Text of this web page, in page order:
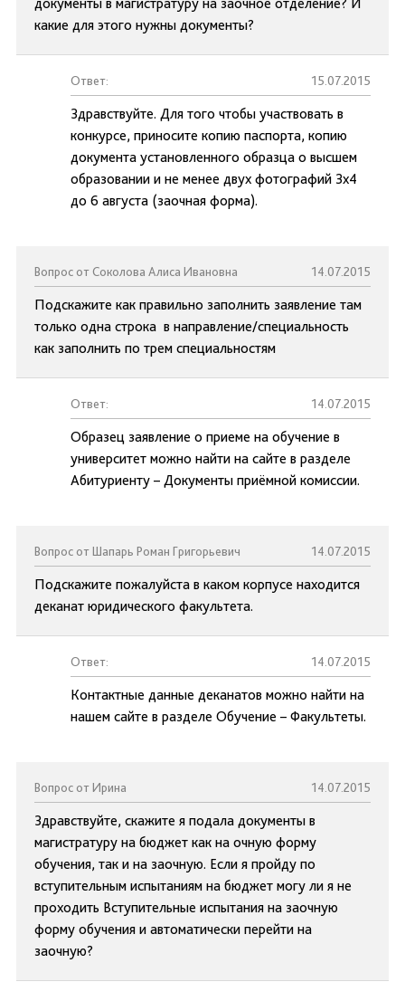
какие для этого нужны документы?
Ответ: 15.07.2015
Здравствуйте. Для того чтобы участвовать в
конкурсе, приносите копию паспорта, копию
документа установленного образца о высшем
образовании и не менее двух фотографий 3х4
до 6 августа (заочная форма).
Вопрос от Соколова Алиса Ивановна 14.07.2015
Подскажите как правильно заполнить заявление там
только одна строка в направление/специальность
как заполнить по трем специальностям
Ответ: 14.07.2015
Образец заявление о приеме на обучение в
университет можно найти на сайте в разделе
Абитуриенту – Документы приёмной комиссии.
Вопрос от Шапарь Роман Григорьевич 14.07.2015
Подскажите пожалуйста в каком корпусе находится
деканат юридического факультета.
Ответ: 14.07.2015
Контактные данные деканатов можно найти на
нашем сайте в разделе Обучение – Факультеты.
Вопрос от Ирина 14.07.2015
Здравствуйте, скажите я подала документы в
магистратуру на бюджет как на очную форму
обучения, так и на заочную. Если я пройду по
вступительным испытаниям на бюджет могу ли я не
проходить Вступительные испытания на заочную
форму обучения и автоматически перейти на
заочную?